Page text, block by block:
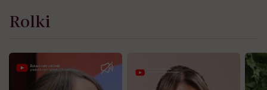
Rolki